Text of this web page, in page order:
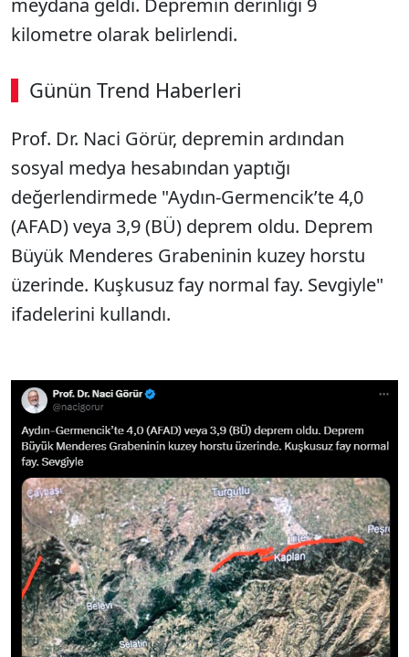
meydana geldi. Depremin derinliği 9
kilometre olarak belirlendi.
Günün Trend Haberleri
Prof. Dr. Naci Görür, depremin ardından
sosyal medya hesabından yaptığı
değerlendirmede "Aydın-Germencik’te 4,0
(AFAD) veya 3,9 (BÜ) deprem oldu. Deprem
Büyük Menderes Grabeninin kuzey horstu
üzerinde. Kuşkusuz fay normal fay. Sevgiyle"
ifadelerini kullandı.